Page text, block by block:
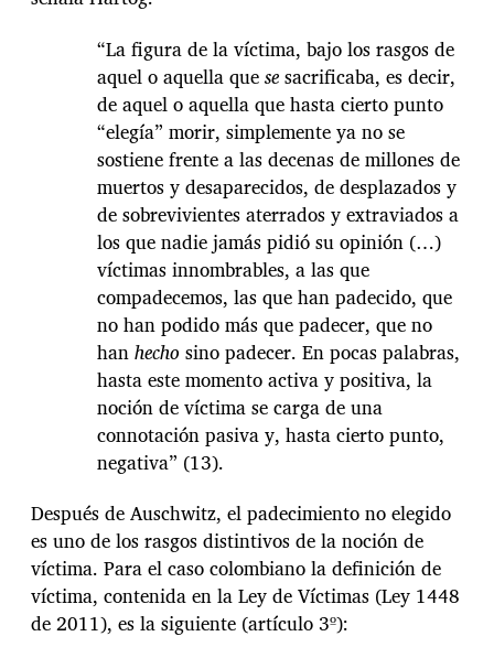
“La figura de la víctima, bajo los rasgos de
aquel o aquella quesesacrificaba, es decir,
de aquel o aquella que hasta cierto punto
“elegía” morir, simplemente ya no se
sostiene frente a las decenas de millones de
muertos y desaparecidos, de desplazados y
de sobrevivientes aterrados y extraviados a
los que nadie jamás pidió su opinión (…)
víctimas innombrables, a las que
compadecemos, las que han padecido, que
no han podido más que padecer, que no
hanhecho sino padecer. En pocas palabras,
hasta este momento activa y positiva, la
noción de víctima se carga de una
connotación pasiva y, hasta cierto punto,
negativa” (13).
Después de Auschwitz, el padecimiento no elegido
es uno de los rasgos distintivos de la noción de
víctima. Para el caso colombiano la definición de
víctima, contenida en la Ley de Víctimas (Ley 1448
de 2011), es la siguiente (artículo 3º):